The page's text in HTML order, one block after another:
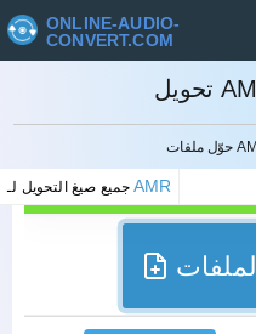
ONLINE-AUDIO-
CONVERT.COM
جميع صيغ التحويل لـAMR